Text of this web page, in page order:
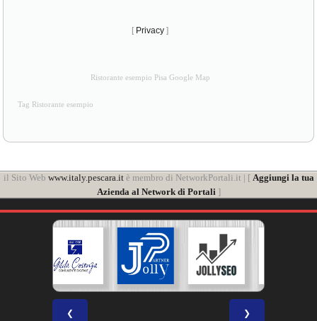
[ Privacy ]
Ristorante esempio Pisa Google Map
Tag Ristorante esempio
il Sito Web www.italy.pescara.itè membro di NetworkPortali.it | [ Aggiungi la tua
Azienda al Network di Portali]
❮ ❯